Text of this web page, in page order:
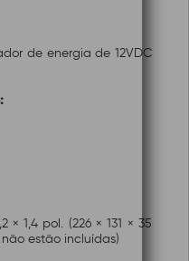
de energia de 12VDC
× 1,4 pol. (226 × 131 × 35
estão incluídas)